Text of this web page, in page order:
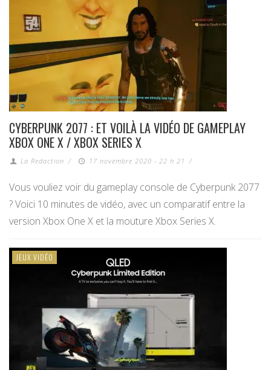
CYBERPUNK 2077 : ET VOILÀ LA VIDÉO DE GAMEPLAY
XBOX ONE X / XBOX SERIES X
La Redaction / 17 novembre 2020 - 22 h 21 /
Vous vouliez voir du gameplay console de Cyberpunk 2077
? Voici 10 minutes de vidéo, avec un comparatif entre la
version Xbox One X et la mouture Xbox Series X.
JEUX VIDÉO